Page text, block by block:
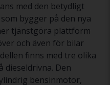
med den betydligt
bygger på den nya
tjänstgöra plattform
och även för bilar
finns med tre olika
dieseldrivna. Den
bensinmotor,